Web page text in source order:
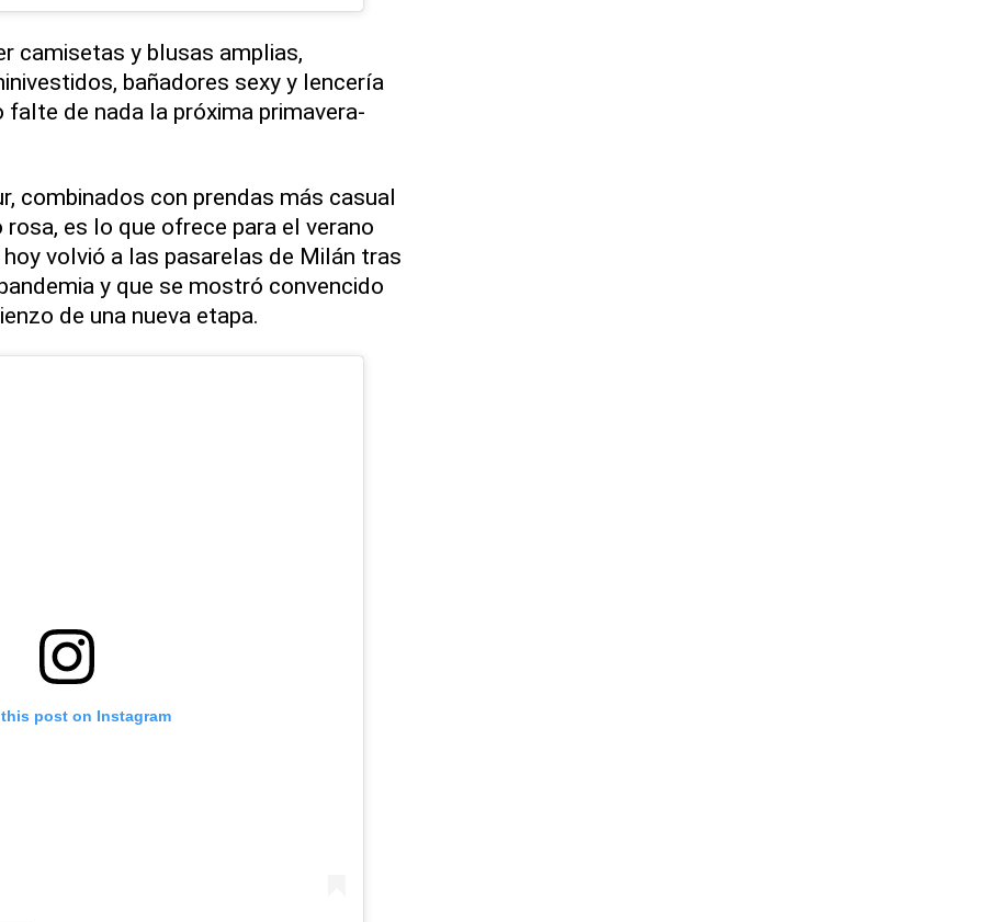
camisetas y blusas amplias,
bañadores sexy y lencería
falte de nada la próxima primavera-
combinados con prendas más casual
es lo que ofrece para el verano
volvió a las pasarelas de Milán tras
y que se mostró convencido
de una nueva etapa.
post on Instagram